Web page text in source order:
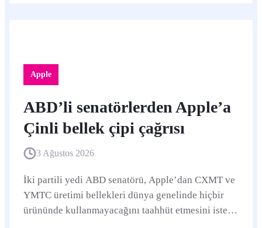
Apple
ABD’li senatörlerden Apple’a
Çinli bellek çipi çağrısı
3 Ağustos 2026
İki partili yedi ABD senatörü, Apple’dan CXMT ve
YMTC üretimi bellekleri dünya genelinde hiçbir
ürününde kullanmayacağını taahhüt etmesini istedi.